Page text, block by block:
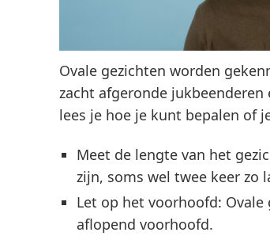
Ovale gezichten worden
zacht afgeronde
lees je hoe je kunt bepalen of
Meet de lengte van het
zijn, soms wel twee keer zo
Let op het voorhoofd:
aflopend voorhoofd.